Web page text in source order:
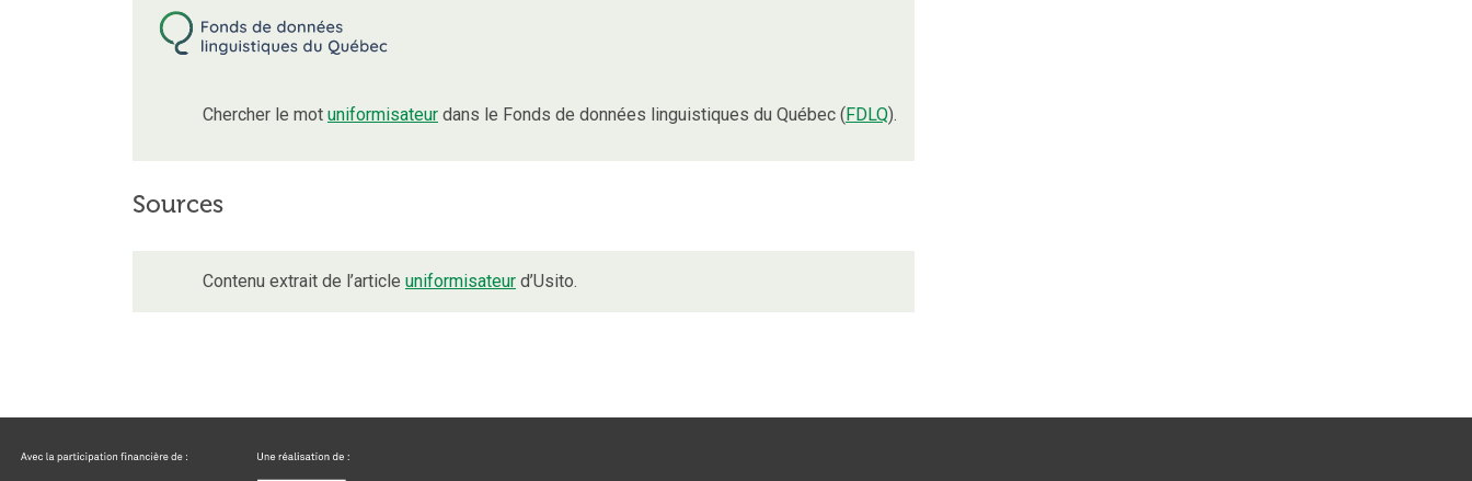
Chercher le mot uniformisateur dans le Fonds de données linguistiques du Québec (FDLQ).
Sources
Contenu extrait de l’article uniformisateur d’Usito.